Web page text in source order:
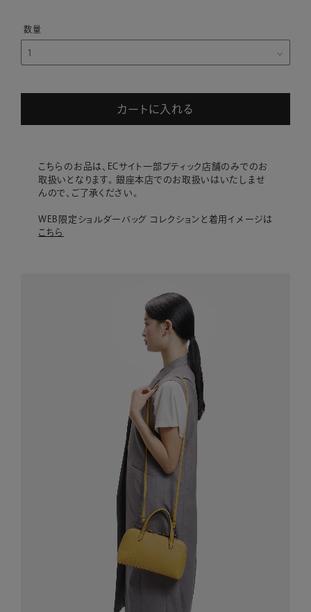
カートに入れる
こちらのお品は、ECサイト一部ブティック店舗のみでのお
取扱いとなります。 銀座本店でのお取扱いはいたしませ
んので、ご了承ください。
WEB限定ショルダーバッグ コレクションと着用イメージは
こちら